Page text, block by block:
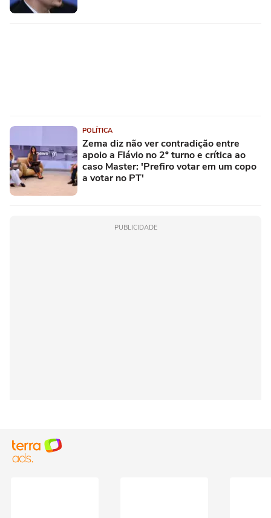
POLÍTICA
Zema diz não ver contradição entre
apoio a Flávio no 2º turno e crítica ao
caso Master: 'Prefiro votar em um copo
a votar no PT'
PUBLICIDADE